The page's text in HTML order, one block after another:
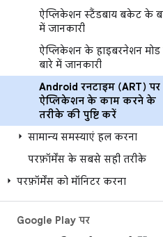
ऐप्लिकेशन स्टैंडबाय बकेट के
में जानकारी
ऐप्लिकेशन के हाइबरनेशन
बारे में जानकारी
Android रनटाइम (ART) पर
ऐप्लिकेशन के काम करने के
तरीके की पुष्टि करें
सामान्य समस्याएं हल करना
परफ़ॉर्मेंस के सबसे सही तरीके
परफ़ॉर्मेंस को मॉनिटर करना
Google Play पर